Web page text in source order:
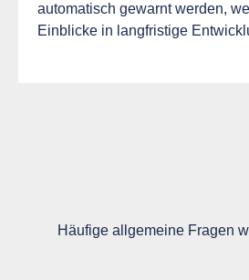
automatisch gewarnt werden,
Einblicke in langfristige
Häufige allgemeine Fragen